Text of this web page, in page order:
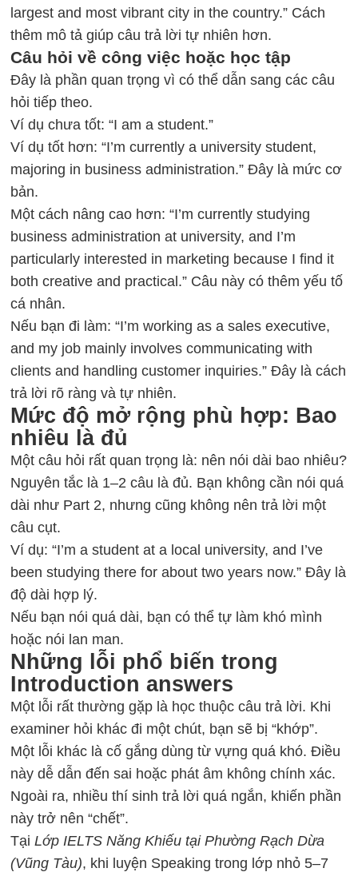
largest and most vibrant city in the country.” Cách
thêm mô tả giúp câu trả lời tự nhiên hơn.
Câu hỏi về công việc hoặc học tập
Đây là phần quan trọng vì có thể dẫn sang các câu
hỏi tiếp theo.
Ví dụ chưa tốt: “I am a student.”
Ví dụ tốt hơn: “I’m currently a university student,
majoring in business administration.” Đây là mức cơ
bản.
Một cách nâng cao hơn: “I’m currently studying
business administration at university, and I’m
particularly interested in marketing because I find it
both creative and practical.” Câu này có thêm yếu tố
cá nhân.
Nếu bạn đi làm: “I’m working as a sales executive,
and my job mainly involves communicating with
clients and handling customer inquiries.” Đây là cách
trả lời rõ ràng và tự nhiên.
Mức độ mở rộng phù hợp: Bao
nhiêu là đủ
Một câu hỏi rất quan trọng là: nên nói dài bao nhiêu?
Nguyên tắc là 1–2 câu là đủ. Bạn không cần nói quá
dài như Part 2, nhưng cũng không nên trả lời một
câu cụt.
Ví dụ: “I’m a student at a local university, and I’ve
been studying there for about two years now.” Đây là
độ dài hợp lý.
Nếu bạn nói quá dài, bạn có thể tự làm khó mình
hoặc nói lan man.
Những lỗi phổ biến trong
Introduction answers
Một lỗi rất thường gặp là học thuộc câu trả lời. Khi
examiner hỏi khác đi một chút, bạn sẽ bị “khớp”.
Một lỗi khác là cố gắng dùng từ vựng quá khó. Điều
này dễ dẫn đến sai hoặc phát âm không chính xác.
Ngoài ra, nhiều thí sinh trả lời quá ngắn, khiến phần
này trở nên “chết”.
TạiLớp IELTS Năng Khiếu tại Phường Rạch Dừa
(Vũng Tàu), khi luyện Speaking trong lớp nhỏ 5–7